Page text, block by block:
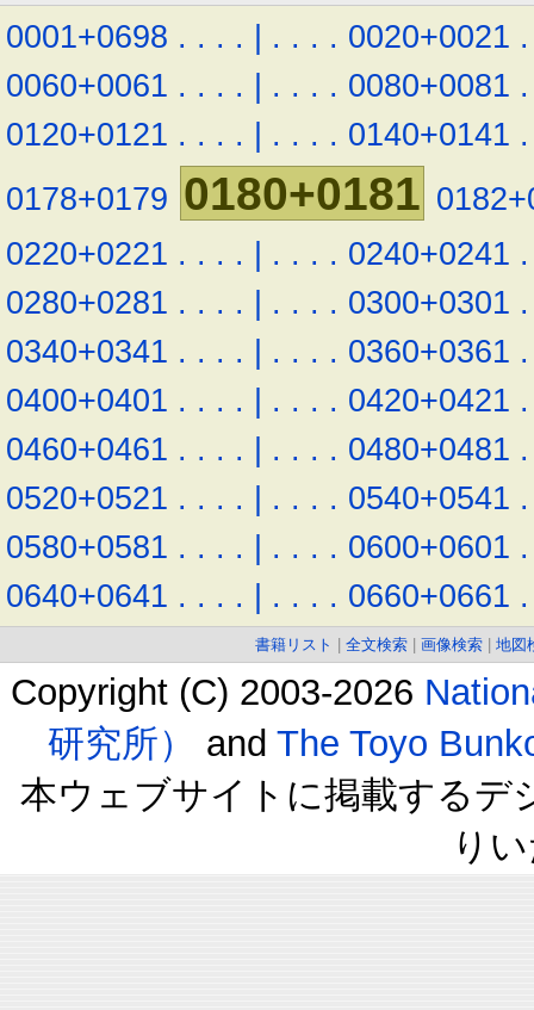
0001+0698 . . . . | . . . . 0020+0021 .
0060+0061 . . . . | . . . . 0080+0081 .
0120+0121 . . . . | . . . . 0140+0141 .
0178+0179 0180+0181
0220+0221 . . . . | . . . . 0240+0241 .
0280+0281 . . . . | . . . . 0300+0301 .
0340+0341 . . . . | . . . . 0360+0361 .
0400+0401 . . . . | . . . . 0420+0421 .
0460+0461 . . . . | . . . . 0480+0481 .
0520+0521 . . . . | . . . . 0540+0541 .
0580+0581 . . . . | . . . . 0600+0601 .
0640+0641 . . . . | . . . . 0660+0661 .
書籍リスト 全文検索 画像検索 地図
Copyright (C) 2003-2026
研究所）
and The Toyo
本ウェブサイトに掲載するデ
り